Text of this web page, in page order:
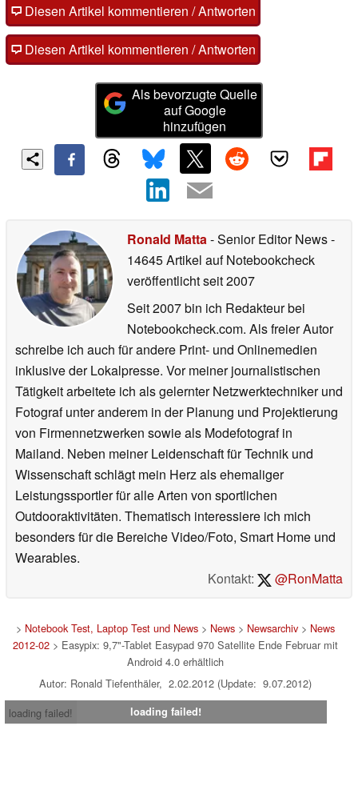
Diesen Artikel kommentieren / Antworten
Diesen Artikel kommentieren / Antworten
Als bevorzugte Quelle
auf Google
hinzufügen
Ronald Matta- Senior Editor News-
14645 Artikel auf Notebookcheck
veröffentlichtseit 2007
Seit 2007 bin ich Redakteur bei
Notebookcheck.com. Als freier Autor
schreibe ich auch für andere Print- und Onlinemedien
inklusive der Lokalpresse. Vor meiner journalistischen
Tätigkeit arbeitete ich als gelernter Netzwerktechniker und
Fotograf unter anderem in der Planung und Projektierung
von Firmennetzwerken sowie als Modefotograf in
Mailand. Neben meiner Leidenschaft für Technik und
Wissenschaft schlägt mein Herz als ehemaliger
Leistungssportler für alle Arten von sportlichen
Outdooraktivitäten. Thematisch interessiere ich mich
besonders für die Bereiche Video/Foto, Smart Home und
Wearables.
Kontakt:
@RonMatta
> Notebook Test, Laptop Test und News> News> Newsarchiv> News
2012-02> Easypix: 9,7"-Tablet Easypad 970 Satellite Ende Februar mit
Android 4.0 erhältlich
Autor: Ronald Tiefenthäler, 2.02.2012 (Update: 9.07.2012)
loading failed!
loading failed!